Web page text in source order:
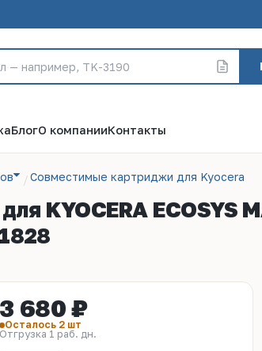
БлогО компанииКонтакты
Совместимые картриджи для Kyocera
KYOCERA
3 680 ₽
Осталось 2 шт
Отгрузка 1 раб. дн.